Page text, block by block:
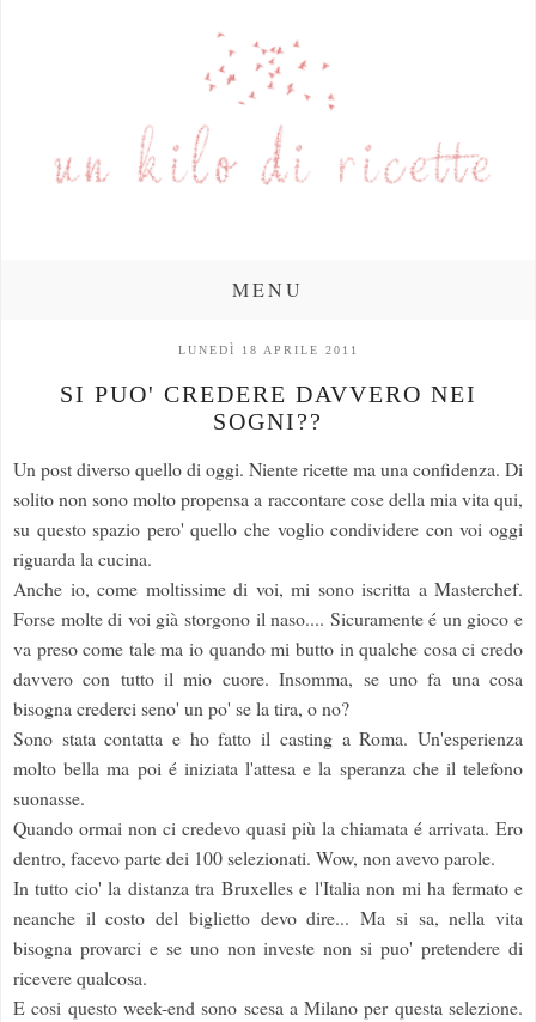
MENU
LUNEDÌ 18 APRILE 2011
SI PUO' CREDERE DAVVERO NEI
SOGNI??
Un post diverso quello di oggi. Niente ricette ma una confidenza. Di
solito non sono molto propensa a raccontare cose della mia vita qui,
su questo spazio pero' quello che voglio condividere con voi oggi
riguarda la cucina.
Anche io, come moltissime di voi, mi sono iscritta a Masterchef.
Forse molte di voi già storgono il naso.... Sicuramente é un gioco e
va preso come tale ma io quando mi butto in qualche cosa ci credo
davvero con tutto il mio cuore. Insomma, se uno fa una cosa
bisogna crederci seno' un po' se la tira, o no?
Sono stata contatta e ho fatto il casting a Roma. Un'esperienza
molto bella ma poi é iniziata l'attesa e la speranza che il telefono
suonasse.
Quando ormai non ci credevo quasi più la chiamata é arrivata. Ero
dentro, facevo parte dei 100 selezionati. Wow, non avevo parole.
In tutto cio' la distanza tra Bruxelles e l'Italia non mi ha fermato e
neanche il costo del biglietto devo dire... Ma si sa, nella vita
bisogna provarci e se uno non investe non si puo' pretendere di
ricevere qualcosa.
E cosi questo week-end sono scesa a Milano per questa selezione.